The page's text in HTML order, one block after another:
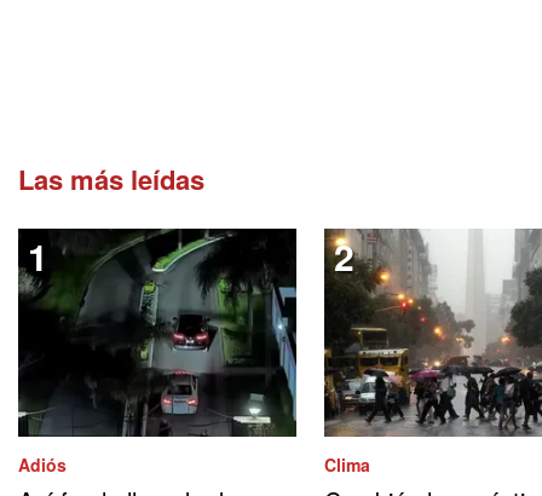
Las más leídas
Adiós Clima